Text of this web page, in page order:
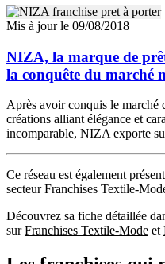
Mis à jour le 09/08/2018
NIZA, la marque de
la conquête du marché
Après avoir conquis le marché
créations alliant élégance et
incomparable, NIZA exporte
Ce réseau est également
secteur Franchises Textile-
Découvrez sa fiche détaillée
surFranchises Textile-Mode et